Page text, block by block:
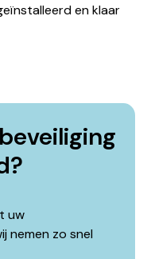
en klaar
uw
nemen zo snel